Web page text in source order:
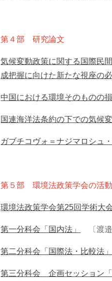
第４部 研究論文
気候変動政策に関する国際民
成把握に向けた新たな視座の
中国における環境そのものの
国連海洋法条約の下での気候
ガブチコヴォ＝ナジマロシュ
第５部 環境法政策学会の活動
環境法政策学会第25回学術大
第一分科会「国内法」 〔渡邉
第二分科会「国際法・比較法」
第三分科会 企画セッション「